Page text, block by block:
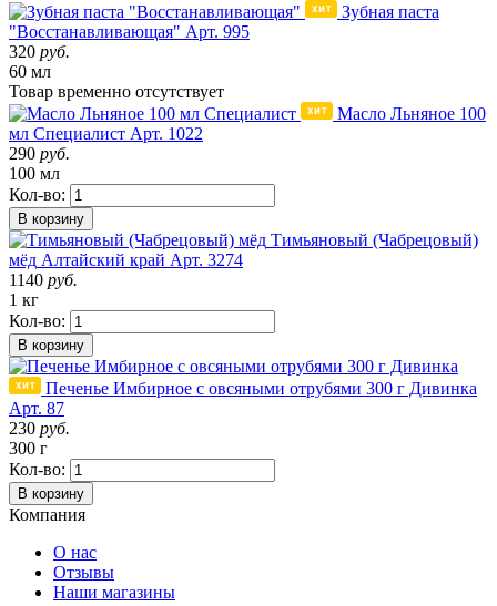
Зубная паста
"Восстанавливающая" Арт. 995
320 руб.
60 мл
Товар временно отсутствует
Масло Льняное 100
мл Специалист Арт. 1022
290 руб.
100 мл
Кол-во:
В корзину
Тимьяновый (Чабрецовый)
мёд Алтайский край Арт. 3274
1140 руб.
1 кг
Кол-во:
В корзину
Печенье Имбирное с овсяными отрубями 300 г Дивинка
Арт. 87
230 руб.
300 г
Кол-во:
В корзину
Компания
О нас
Отзывы
Наши магазины